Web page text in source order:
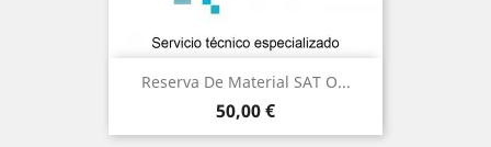
Reserva De Material SAT O...
Precio
50,00 €